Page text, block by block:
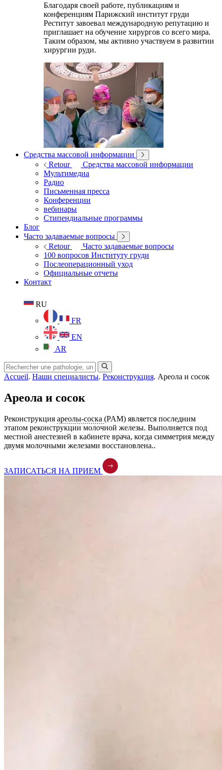
Благодаря своей работе, публикациям и
конференциям Парижский институт груди
Реститут завоевал международную репутацию и
приглашает на обучение хирургов со всего мира.
Таким образом, мы активно участвуем в развитии
хирургии руди.
Средства массовой информации
Retour
Средства массовой информации
Мультимедиа
Радио
Письменная пресса
Конференции
вебинары
Стипендиальные программы
Блог
Часто задаваемые вопросы
Retour
Часто задаваемые вопросы
100 вопросов Институту груди
Послеоперационный уход
Официальные отчеты
Контакт
RU
FR
EN
AR
Accueil. Наши специалисты. Реконструкция. Ареола и сосок
Ареола и сосок
Реконструкция ареолы-соска (PAM) является последним
этапом реконструкции молочной железы. Выполняется под
местной анестезией в кабинете врача, когда симметрия между
двумя молочными железами восстановлена..
ЗАПИСАТЬСЯ НА ПРИЕМ